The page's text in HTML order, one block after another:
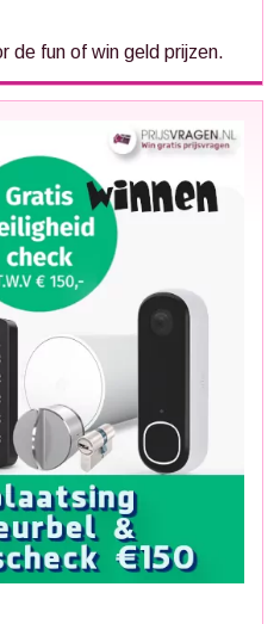
de fun of win geld prijzen.